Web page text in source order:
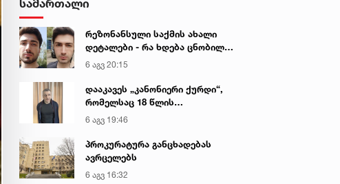
რეზონანსული საქმის ახალი
დეტალები - რა ხდება ცნობილი
გიგა ავალიანის მკვლელობაზე
6 აგვ 20:15
დააკავეს „კანონიერი ქურდი“,
რომელსაც 18 წლის
განმავლობაში ეძებდნენ
6 აგვ 19:46
პროკურატურა განცხადებას
ავრცელებს
6 აგვ 16:32